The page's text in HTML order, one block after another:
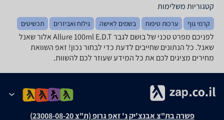
קטגוריות משלימות
קרמי גוף ערכות טיפוח בשמים לאישה גילוח ואביזרים תכשיטים
לפניכם מפרט טכני של בושם לגבר Allure 100ml E.D.T אלור שאנל
שאנל. כל הנתונים שחייבים לדעת כדי לבחור נכון! זאפ השוואת
מחירים מציגים לכם את כל המידע שעוזר לכם להשוות.
פשרה בת"צ אבנצ'יק נ' זאפ גרופ (ת"צ 23008-08-20)